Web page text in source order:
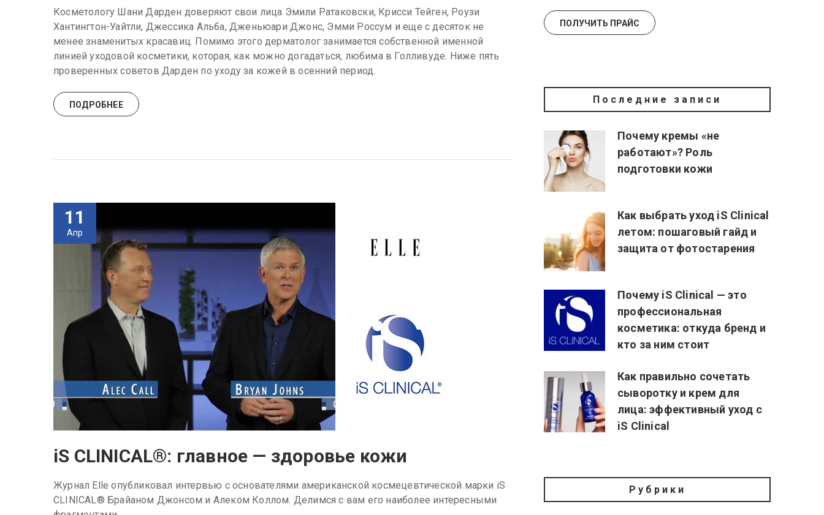
Косметологу Шани Дарден доверяют свои лица Эмили Ратаковски, Крисси Тейген, Роузи
Хантингтон-Уайтли, Джессика Альба, Дженьюари Джонс, Эмми Россум и еще с десяток не
менее знаменитых красавиц. Помимо этого дерматолог занимается собственной именной
линией уходовой косметики, которая, как можно догадаться, любима в Голливуде. Ниже пять
проверенных советов Дарден по уходу за кожей в осенний период.
ПОДРОБНЕЕ
11
Апр
iS CLINICAL®: главное — здоровье кожи
Журнал Elle опубликовал интервью с основателями американской космецевтической марки iS
CLINICAL® Брайаном Джонсом и Алеком Коллом. Делимся с вам его наиболее интересными
Последние записи
Почему кремы «не
работают»? Роль
подготовки кожи
Как выбрать уход iS Clinical
летом: пошаговый гайд и
защита от фотостарения
Почему iS Clinical — это
профессиональная
косметика: откуда бренд и
кто за ним стоит
Как правильно сочетать
сыворотку и крем для
лица: эффективный уход с
iS Clinical
Рубрики